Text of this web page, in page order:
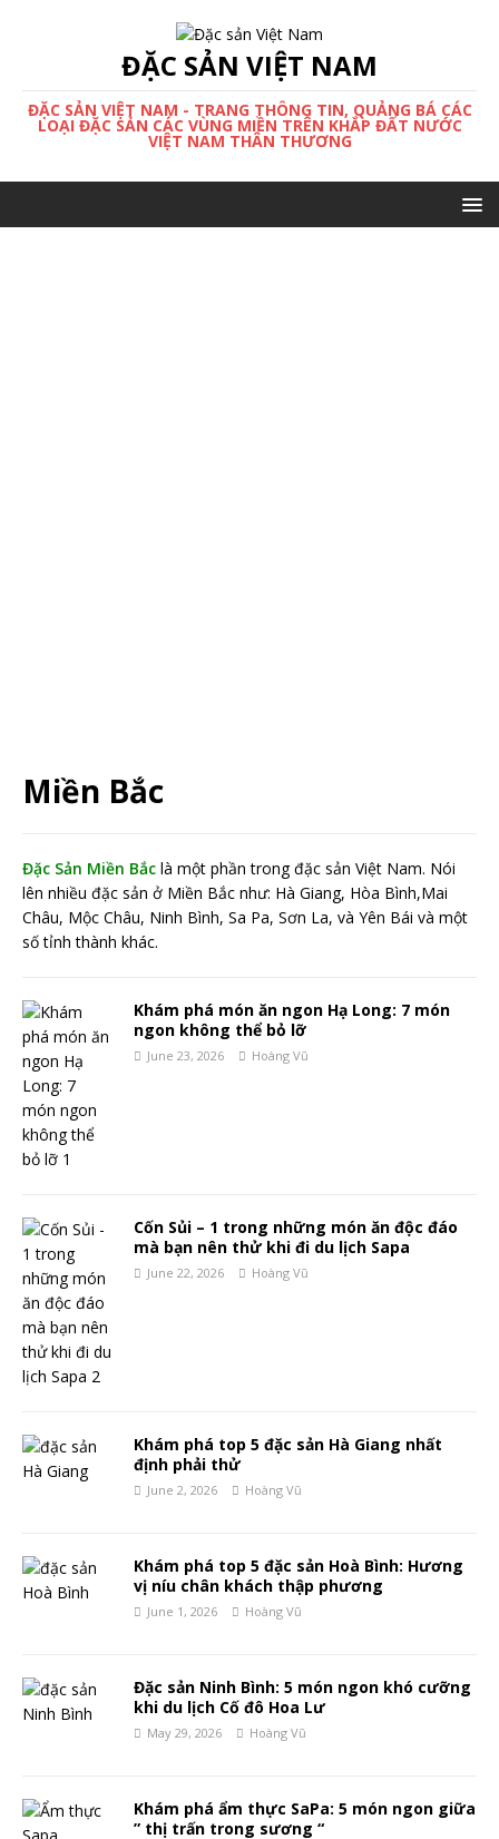
ĐẶC SẢN VIỆT NAM
ĐẶC SẢN VIỆT NAM - TRANG THÔNG TIN, QUẢNG BÁ CÁC
LOẠI ĐẶC SẢN CÁC VÙNG MIỀN TRÊN KHẮP ĐẤT NƯỚC
VIỆT NAM THÂN THƯƠNG
Miền Bắc
Đặc Sản Miền Bắc là một phần trong đặc sản Việt Nam. Nói
lên nhiều đặc sản ở Miền Bắc như: Hà Giang, Hòa Bình,Mai
Châu, Mộc Châu, Ninh Bình, Sa Pa, Sơn La, và Yên Bái và một
số tỉnh thành khác.
Khám phá món ăn ngon Hạ Long: 7 món
ngon không thể bỏ lỡ
June 23, 2026 Hoàng Vũ
Cốn Sủi – 1 trong những món ăn độc đáo
mà bạn nên thử khi đi du lịch Sapa
June 22, 2026 Hoàng Vũ
Khám phá top 5 đặc sản Hà Giang nhất
định phải thử
June 2, 2026 Hoàng Vũ
Khám phá top 5 đặc sản Hoà Bình: Hương
vị níu chân khách thập phương
June 1, 2026 Hoàng Vũ
Đặc sản Ninh Bình: 5 món ngon khó cưỡng
khi du lịch Cố đô Hoa Lư
May 29, 2026 Hoàng Vũ
Khám phá ẩm thực SaPa: 5 món ngon giữa
” thị trấn trong sương “